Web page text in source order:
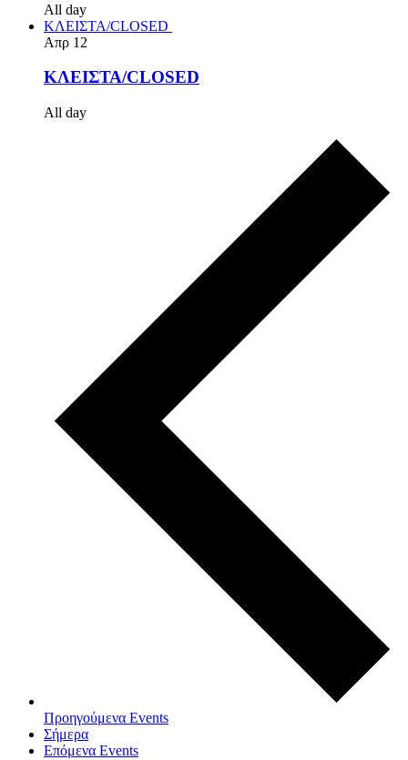
All day
ΚΛΕΙΣΤΑ/CLOSED
Απρ 12
ΚΛΕΙΣΤΑ/CLOSED
All day
Προηγούμενα Events
Σήμερα
Επόμενα Events